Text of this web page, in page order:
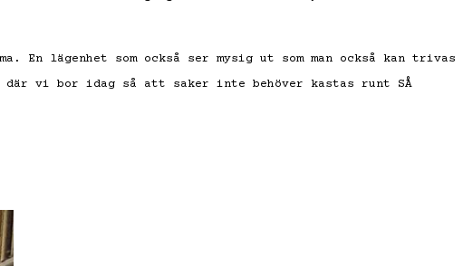
lägenhet som också ser mysig ut som man också kan trivas
där vi bor idag så att saker inte behöver kastas runt SÅ